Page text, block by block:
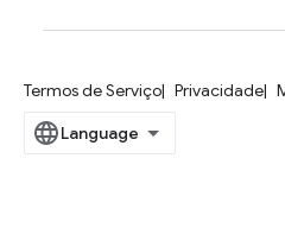
Termos de Serviço Privacidade